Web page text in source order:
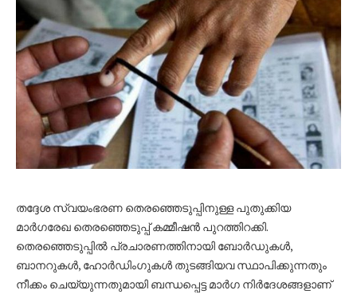
തദ്ദേശ സ്വയംഭരണ തെരഞ്ഞെടുപ്പിനുള്ള പുതുക്കിയ
മാര്‍ഗരേഖ തെരഞ്ഞെടുപ്പ് കമ്മീഷന്‍ പുറത്തിറക്കി.
തെരഞ്ഞെടുപ്പില്‍ പ്രചാരണത്തിനായി ബോര്‍ഡുകള്‍,
ബാനറുകള്‍, ഹോര്‍ഡിംഗുകള്‍ തുടങ്ങിയവ സ്ഥാപിക്കുന്നതും
നീക്കം ചെയ്യുന്നതുമായി ബന്ധപ്പെട്ട മാര്‍ഗ നിര്‍ദേശങ്ങളാണ്